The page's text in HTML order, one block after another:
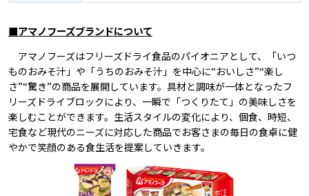
■アマノフーズブランドについて
アマノフーズはフリーズドライ食品のパイオニアとして、「いつ
ものおみそ汁」や「うちのおみそ汁」を中心に“おいしさ”“楽し
さ”“驚き”の商品を展開しています。具材と調味が一体となったフ
リーズドライブロックにより、一瞬で「つくりたて」の美味しさを
楽しむことができます。生活スタイルの変化により、個食、時短、
宅食など現代のニーズに対応した商品でお客さまの毎日の食卓に健
やかで笑顔のある食生活を提案していきます。